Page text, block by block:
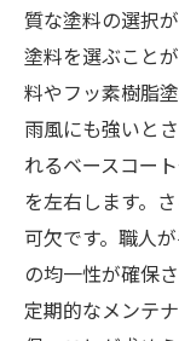
質な塗料の選択
塗料を選ぶこと
料やフッ素樹脂
雨風にも強いと
れるベースコー
を左右します。
可欠です。職人
の均一性が確保
定期的なメンテ